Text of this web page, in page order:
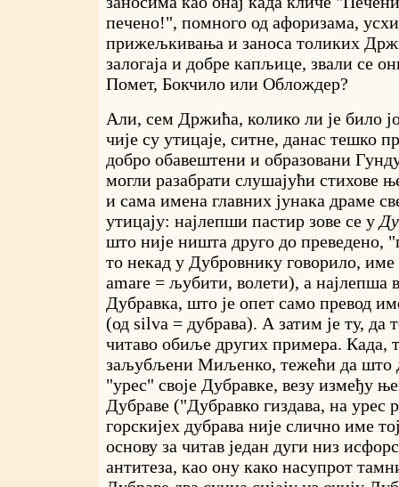
печено!", помного од афоризама,
прижељкивања и заноса толиких
залогаја и добре капљице, звали се
Помет, Бокчило или Облождер?
Али, сем Држића, колико ли је било
чије су утицаје, ситне, данас тешко
добро обавештени и образовани
могли разабрати слушајући стихове
и сама имена главних јунака драме
утицају: најлепши пастир зове се у
што није ништа друго до преведено,
то некад у Дубровнику говорило,
amare = љубити, волети), а најлепша
Дубравка, што је опет само превод
(од silva = дубрава). А затим је ту, да
читаво обиље других примера. Када,
заљубљени Миљенко, тежећи да што
"урес" своје Дубравке, везу између
Дубраве ("Дубравко гиздава, на урес
горскијех дубрава није слично име
основу за читав један дуги низ
антитеза, као ону како насупрот